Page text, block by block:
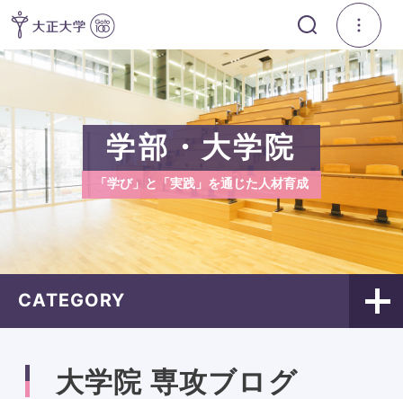
学部・大学院
「学び」と「実践」を通じた人材育成
CATEGORY
大学院 専攻ブログ